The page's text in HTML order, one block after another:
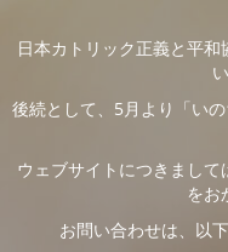
日本カトリック正義と平
後続として、5月より「い
ウェブサイトにつきまし
をお
お問い合わせは、以